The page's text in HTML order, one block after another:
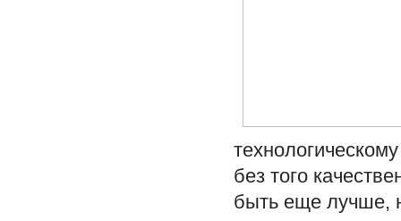
без того
быть еще лучше,